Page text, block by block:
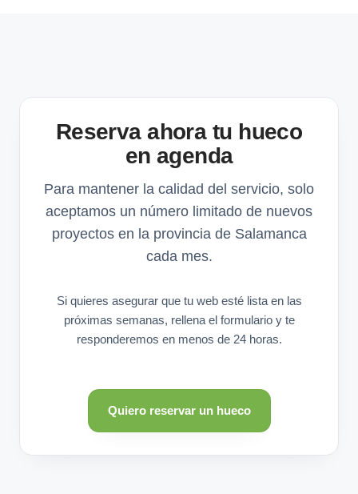
Reserva ahora tu hueco
en agenda
Para mantener la calidad del servicio, solo
aceptamos un número limitado de nuevos
proyectos en la provincia de Salamanca
cada mes.
Si quieres asegurar que tu web esté lista en las
próximas semanas, rellena el formulario y te
responderemos en menos de 24 horas.
Quiero reservar un hueco